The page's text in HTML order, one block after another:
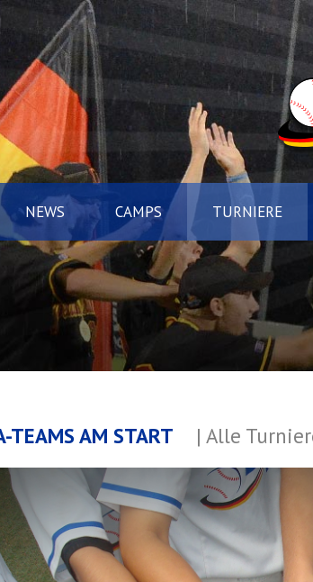
NEWS CAMPS TURNIERE
TEAMS AM START | Alle